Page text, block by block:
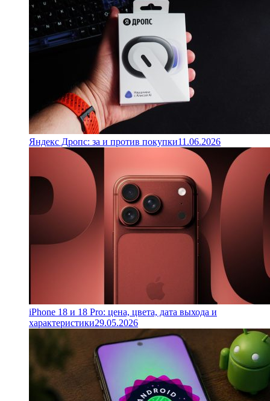
Яндекс Дропс: за и против покупки11.06.2026
iPhone 18 и 18 Pro: цена, цвета, дата выхода и
характеристики29.05.2026